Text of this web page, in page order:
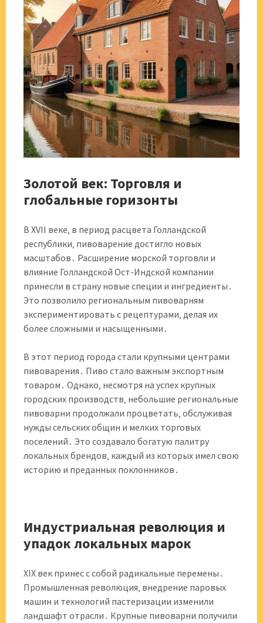
Золотой век: Торговля и
глобальные горизонты
В XVII веке‚ в период расцвета Голландской
республики‚ пивоварение достигло новых
масштабов․ Расширение морской торговли и
влияние Голландской Ост-Индской компании
принесли в страну новые специи и ингредиенты․
Это позволило региональным пивоварням
экспериментировать с рецептурами‚ делая их
более сложными и насыщенными․
В этот период города стали крупными центрами
пивоварения․ Пиво стало важным экспортным
товаром․ Однако‚ несмотря на успех крупных
городских производств‚ небольшие региональные
пивоварни продолжали процветать‚ обслуживая
нужды сельских общин и мелких торговых
поселений․ Это создавало богатую палитру
локальных брендов‚ каждый из которых имел свою
историю и преданных поклонников․
Индустриальная революция и
упадок локальных марок
XIX век принес с собой радикальные перемены․
Промышленная революция‚ внедрение паровых
машин и технологий пастеризации изменили
ландшафт отрасли․ Крупные пивоварни получили